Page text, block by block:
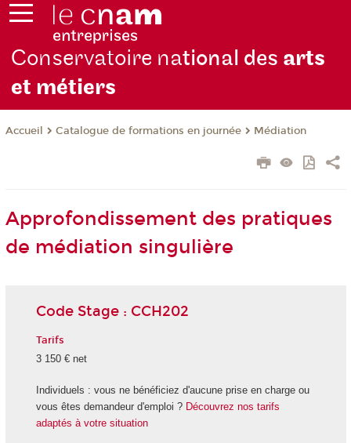
Conservatoire national des arts
et métiers
Accueil Catalogue de formations en journée Médiation
Approfondissement des pratiques
de médiation singulière
Code Stage : CCH202
Tarifs
3 150 € net
Individuels : vous ne bénéficiez d'aucune prise en charge ou
vous êtes demandeur d'emploi ? Découvrez nos tarifs
adaptés à votre situation